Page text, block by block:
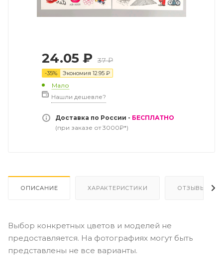
24.05 ₽ 37₽
-35% Экономия 12.95 ₽
Мало
Нашли дешевле?
Доставка по России - БЕСПЛАТНО
(при заказе от 3000₽*)
ОПИСАНИЕ ХАРАКТЕРИСТИКИ ОТЗЫВЫ
Выбор конкретных цветов и моделей не
предоставляется. На фотографиях могут быть
представлены не все варианты.